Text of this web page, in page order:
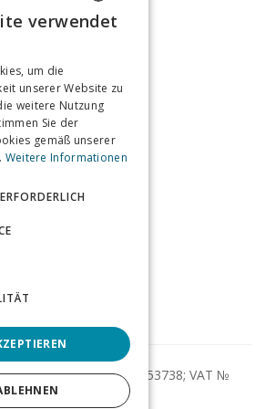
2026; Company № 08753738; VAT №
227621320;
ENGLISH
verwendet
um die
unserer Website zu
weitere Nutzung
Sie der
gemäß unserer
Weitere Informationen